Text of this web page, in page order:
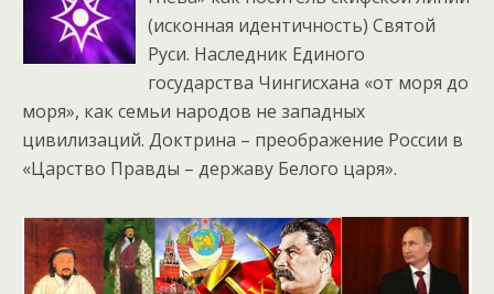
(исконная идентичность) Святой
Руси. Наследник Единого
государства Чингисхана «от моря до
моря», как семьи народов не западных
цивилизаций. Доктрина – преображение России в
«Царство Правды – державу Белого царя».